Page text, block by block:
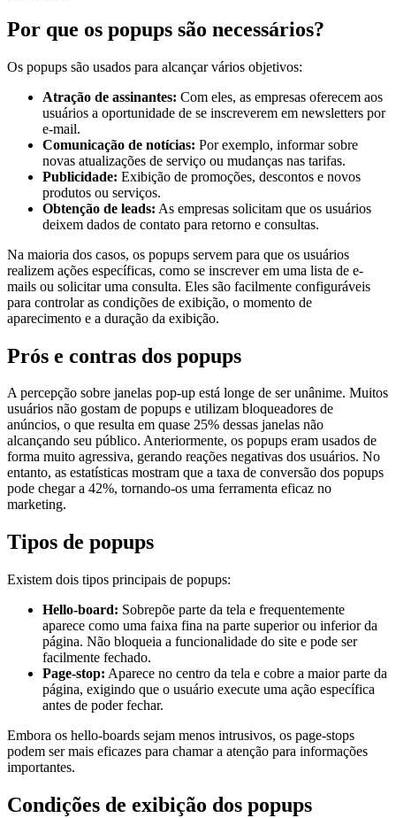
Por que os popups são necessários?
Os popups são usados para alcançar vários objetivos:
Atração de assinantes: Com eles, as empresas oferecem aos
usuários a oportunidade de se inscreverem em newsletters por
e-mail.
Comunicação de notícias: Por exemplo, informar sobre
novas atualizações de serviço ou mudanças nas tarifas.
Publicidade: Exibição de promoções, descontos e novos
produtos ou serviços.
Obtenção de leads: As empresas solicitam que os usuários
deixem dados de contato para retorno e consultas.
Na maioria dos casos, os popups servem para que os usuários
realizem ações específicas, como se inscrever em uma lista de e-
mails ou solicitar uma consulta. Eles são facilmente configuráveis
para controlar as condições de exibição, o momento de
aparecimento e a duração da exibição.
Prós e contras dos popups
A percepção sobre janelas pop-up está longe de ser unânime. Muitos
usuários não gostam de popups e utilizam bloqueadores de
anúncios, o que resulta em quase 25% dessas janelas não
alcançando seu público. Anteriormente, os popups eram usados de
forma muito agressiva, gerando reações negativas dos usuários. No
entanto, as estatísticas mostram que a taxa de conversão dos popups
pode chegar a 42%, tornando-os uma ferramenta eficaz no
marketing.
Tipos de popups
Existem dois tipos principais de popups:
Hello-board: Sobrepõe parte da tela e frequentemente
aparece como uma faixa fina na parte superior ou inferior da
página. Não bloqueia a funcionalidade do site e pode ser
facilmente fechado.
Page-stop: Aparece no centro da tela e cobre a maior parte da
página, exigindo que o usuário execute uma ação específica
antes de poder fechar.
Embora os hello-boards sejam menos intrusivos, os page-stops
podem ser mais eficazes para chamar a atenção para informações
importantes.
Condições de exibição dos popups